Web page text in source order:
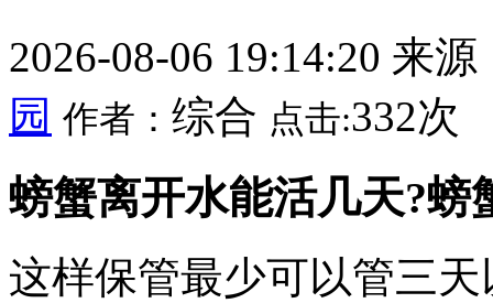
2026-08-06 19:14:20 来源
园 作者： 综合 点击:332次
螃蟹离开水能活几天?螃
这样保管最少可以管三